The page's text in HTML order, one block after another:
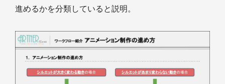
進めるかを分類していると説明。